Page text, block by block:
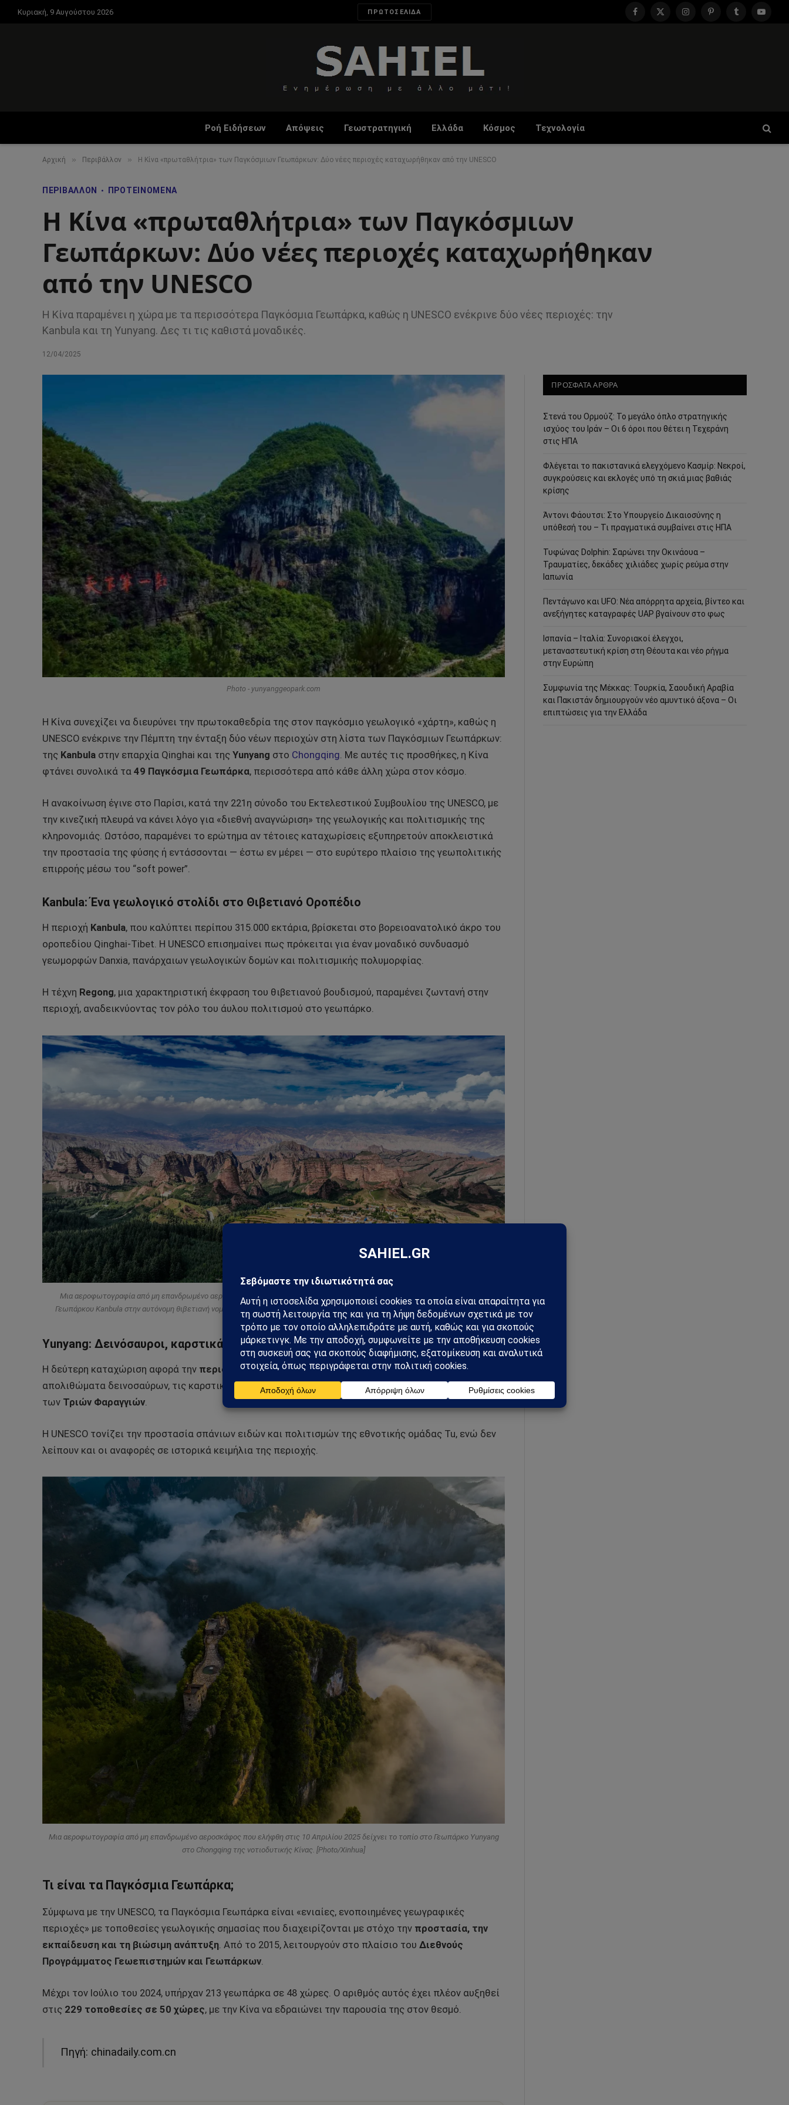
Κυριακή, 9 Αυγούστου 2026 ΠΡΩΤΟΣΕΛΙΔΑ
Facebook
X
InstagramPinterestTumblr
Ροή Ειδήσεων Απόψεις Γεωστρατηγική Ελλάδα Κόσμος Τεχνολογία
Αρχική » Περιβάλλον » Η Κίνα «πρωταθλήτρια» των Παγκόσμιων Γεωπάρκων: Δύο νέες περιοχές καταχωρήθηκαν από την UNESCO
ΠΕΡΙΒΆΛΛΟΝ ΠΡΟΤΕΙΝΌΜΕΝΑ
Η Κίνα «πρωταθλήτρια» των Παγκόσμιων
Γεωπάρκων: Δύο νέες περιοχές καταχωρήθηκαν
από την UNESCO
Η Κίνα παραμένει η χώρα με τα περισσότερα Παγκόσμια Γεωπάρκα, καθώς η UNESCO ενέκρινε δύο νέες περιοχές: την
Kanbula και τη Yunyang. Δες τι τις καθιστά μοναδικές.
12/04/2025
Photo - yunyanggeopark.com
Η Κίνα συνεχίζει να διευρύνει την πρωτοκαθεδρία της στον παγκόσμιο γεωλογικό «χάρτη», καθώς η
UNESCO ενέκρινε την Πέμπτη την ένταξη δύο νέων περιοχών στη λίστα των Παγκόσμιων Γεωπάρκων:
της Kanbula στην επαρχία Qinghai και της Yunyang στο Chongqing. Με αυτές τις προσθήκες, η Κίνα
φτάνει συνολικά τα 49 Παγκόσμια Γεωπάρκα, περισσότερα από κάθε άλλη χώρα στον κόσμο.
Η ανακοίνωση έγινε στο Παρίσι, κατά την 221η σύνοδο του Εκτελεστικού Συμβουλίου της UNESCO, με
την κινεζική πλευρά να κάνει λόγο για «διεθνή αναγνώριση» της γεωλογικής και πολιτισμικής της
κληρονομιάς. Ωστόσο, παραμένει το ερώτημα αν τέτοιες καταχωρίσεις εξυπηρετούν αποκλειστικά
την προστασία της φύσης ή εντάσσονται — έστω εν μέρει — στο ευρύτερο πλαίσιο της γεωπολιτικής
επιρροής μέσω του “soft power”.
Kanbula: Ένα γεωλογικό στολίδι στο Θιβετιανό Οροπέδιο
Η περιοχή Kanbula, που καλύπτει περίπου 315.000 εκτάρια, βρίσκεται στο βορειοανατολικό άκρο του
οροπεδίου Qinghai-Tibet. Η UNESCO επισημαίνει πως πρόκειται για έναν μοναδικό συνδυασμό
γεωμορφών Danxia, πανάρχαιων γεωλογικών δομών και πολιτισμικής πολυμορφίας.
Η τέχνη Regong, μια χαρακτηριστική έκφραση του θιβετιανού βουδισμού, παραμένει ζωντανή στην
περιοχή, αναδεικνύοντας τον ρόλο του άυλου πολιτισμού στο γεωπάρκο.
Μια αεροφωτογραφία από μη επανδρωμένο αεροσκάφος που ελήφθη την 1η Σεπτεμβρίου 2022 δείχνει μια άποψη του Εθνικού
Γεωπάρκου Kanbula στην αυτόνομη θιβετιανή νομαρχία Huangnan, στην επαρχία Qinghai της βορειοδυτικής Κίνας. [Photo/Xinhua]
Yunyang: Δεινόσαυροι, καρστικά τοπία και… η σκιά των Τριών Φαραγγιών
Η δεύτερη καταχώριση αφορά την περιοχή Yunyang, έκτασης 112.400 εκταρίων, γνωστή για τα
απολιθώματα δεινοσαύρων, τις καρστικές σπηλιές και τη γειτνίασή της με το κολοσσιαίο φράγμα
των Τριών Φαραγγιών.
Η UNESCO τονίζει την προστασία σπάνιων ειδών και πολιτισμών της εθνοτικής ομάδας Tu, ενώ δεν
λείπουν και οι αναφορές σε ιστορικά κειμήλια της περιοχής.
Μια αεροφωτογραφία από μη επανδρωμένο αεροσκάφος που ελήφθη στις 10 Απριλίου 2025 δείχνει το τοπίο στο Γεωπάρκο Yunyang
στο Chongqing της νοτιοδυτικής Κίνας. [Photo/Xinhua]
Τι είναι τα Παγκόσμια Γεωπάρκα;
Σύμφωνα με την UNESCO, τα Παγκόσμια Γεωπάρκα είναι «ενιαίες, ενοποιημένες γεωγραφικές
περιοχές» με τοποθεσίες γεωλογικής σημασίας που διαχειρίζονται με στόχο την προστασία, την
εκπαίδευση και τη βιώσιμη ανάπτυξη. Από το 2015, λειτουργούν στο πλαίσιο του Διεθνούς
Προγράμματος Γεωεπιστημών και Γεωπάρκων.
Μέχρι τον Ιούλιο του 2024, υπήρχαν 213 γεωπάρκα σε 48 χώρες. Ο αριθμός αυτός έχει πλέον αυξηθεί
στις 229 τοποθεσίες σε 50 χώρες, με την Κίνα να εδραιώνει την παρουσία της στον θεσμό.
Πηγή: chinadaily.com.cn
ΠΡΟΣΦΑΤΑ ΑΡΘΡΑ
Στενά του Ορμούζ: Το μεγάλο όπλο στρατηγικής
ισχύος του Ιράν – Οι 6 όροι που θέτει η Τεχεράνη
στις ΗΠΑ
Φλέγεται το πακιστανικά ελεγχόμενο Κασμίρ: Νεκροί,
συγκρούσεις και εκλογές υπό τη σκιά μιας βαθιάς
κρίσης
Άντονι Φάουτσι: Στο Υπουργείο Δικαιοσύνης η
υπόθεσή του – Τι πραγματικά συμβαίνει στις ΗΠΑ
Τυφώνας Dolphin: Σαρώνει την Οκινάουα –
Τραυματίες, δεκάδες χιλιάδες χωρίς ρεύμα στην
Ιαπωνία
Πεντάγωνο και UFO: Νέα απόρρητα αρχεία, βίντεο και
ανεξήγητες καταγραφές UAP βγαίνουν στο φως
Ισπανία – Ιταλία: Συνοριακοί έλεγχοι,
μεταναστευτική κρίση στη Θέουτα και νέο ρήγμα
στην Ευρώπη
Συμφωνία της Μέκκας: Τουρκία, Σαουδική Αραβία
και Πακιστάν δημιουργούν νέο αμυντικό άξονα – Οι
επιπτώσεις για την Ελλάδα